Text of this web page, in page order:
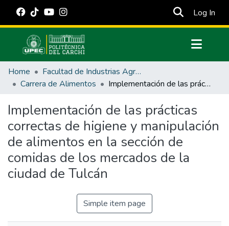
Log In
Communities & Collections
All of DSpace
Estadísticas Externas
Manuales
Home
Facultad de Industrias Agropecuarias y Ciencias Ambientales
Carrera de Alimentos
Implementación de las prácticas correctas de higiene y manipulación de alimentos en la sección de comidas de los mercados de la ciudad de Tulcán
Implementación de las prácticas
correctas de higiene y manipulación
de alimentos en la sección de
comidas de los mercados de la
ciudad de Tulcán
Simple item page